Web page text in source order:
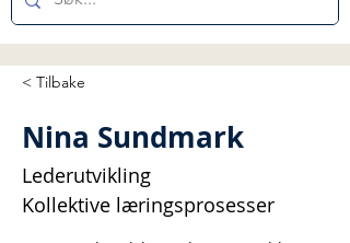
< Tilbake
Nina Sundmark
Lederutvikling
Kollektive læringsprosesser